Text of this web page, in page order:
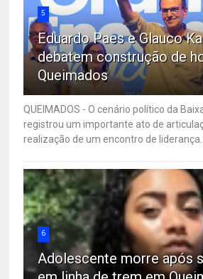
5
Eduardo Paes e Glauco
debatem construção de
Queimados
QUEIMADOS - O cenário político da
registrou um importante ato de
realização de um encontro de liderança...
6
Adolescente morre após